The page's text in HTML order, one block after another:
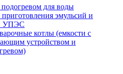
для воды
приготовления эмульсий и
УПЭС
котлы (емкости с
устройством и